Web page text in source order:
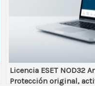
Licencia ESET NOD32
Protección original,